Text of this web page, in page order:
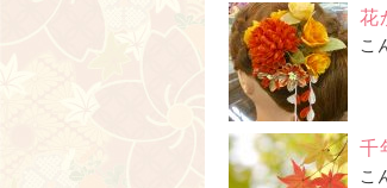
花
こ
千
こ